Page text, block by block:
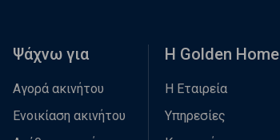
Ψάχνω για
Αγορά ακινήτου
Ενοικίαση ακινήτου
Η Golden Home
Η Εταιρεία
Υπηρεσίες